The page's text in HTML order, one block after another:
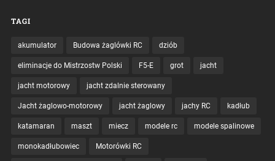
TAGI
akumulator Budowa żaglówki RC dziób
eliminacje do Mistrzostw Polski F5-E grot jacht
jacht motorowy jacht zdalnie sterowany
Jacht żaglowo-motorowy jacht żaglowy jachy RC kadłub
katamaran maszt miecz modele rc modele spalinowe
monokadłubowiec Motorówki RC